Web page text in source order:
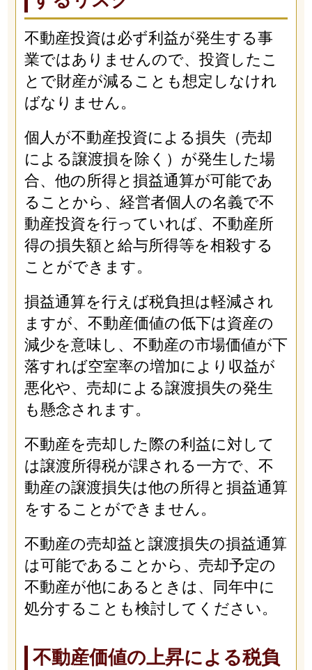
不動産投資は必ず利益が発生する事
業ではありませんので、投資したこ
とで財産が減ることも想定しなけれ
ばなりません。
個人が不動産投資による損失（売却
による譲渡損を除く）が発生した場
合、他の所得と損益通算が可能であ
ることから、経営者個人の名義で不
動産投資を行っていれば、不動産所
得の損失額と給与所得等を相殺する
ことができます。
損益通算を行えば税負担は軽減され
ますが、不動産価値の低下は資産の
減少を意味し、不動産の市場価値が下
落すれば空室率の増加により収益が
悪化や、売却による譲渡損失の発生
も懸念されます。
不動産を売却した際の利益に対して
は譲渡所得税が課される一方で、不
動産の譲渡損失は他の所得と損益通算
をすることができません。
不動産の売却益と譲渡損失の損益通算
は可能であることから、売却予定の
不動産が他にあるときは、同年中に
処分することも検討してください。
不動産価値の上昇による税負